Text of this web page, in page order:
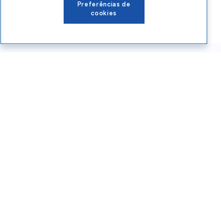
Preferências de
cookies